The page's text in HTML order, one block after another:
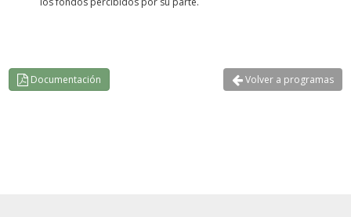
Documentación Volver a programas